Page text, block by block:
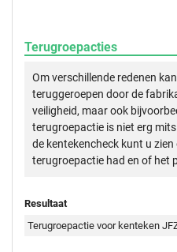
Terugroepacties
Om verschillende redenen
teruggeroepen door de
veiligheid, maar ook
terugroepactie is niet erg
de kentekencheck kunt u
terugroepactie had en of het
Resultaat
Terugroepactie voor kenteken